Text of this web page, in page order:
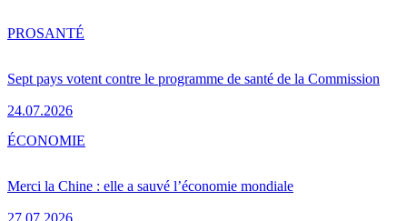
Sept pays votent contre le programme de santé de la Commission
24.07.2026
PROSANTÉ
Merci la Chine : elle a sauvé l’économie mondiale
ÉCONOMIE